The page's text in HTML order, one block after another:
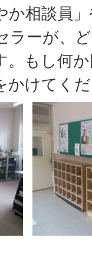
相談員
ラーが、
。もし何
かけてく